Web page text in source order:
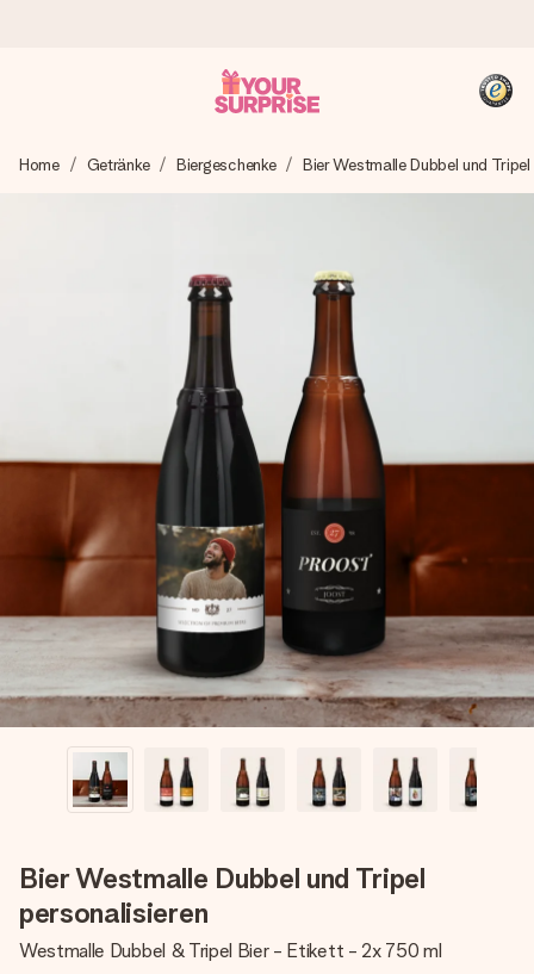
Wir bereiten dein Geschenk sorgfältig vor und schicken es
blitzschnell – damit du es genau zum richtigen Zeitpunkt
4,8 (basierend auf +15.000 Bewertungen)
Unsere Geschenke begeistern. Kunden bewerten uns mit
4,8 bei Google Reviews (Gesamtergebnis aller Länder, in
die wir versenden).
Montag - Freitag : 8:30 - 17:00 Uhr
Samstag - Sonntag : 8:30 - 13:00 Uhr
Home Getränke Biergeschenke Bier Westmalle Dubbel und Tripel
Bier Westmalle Dubbel und Tripel
personalisieren
Westmalle Dubbel & Tripel Bier - Etikett - 2x 750 ml